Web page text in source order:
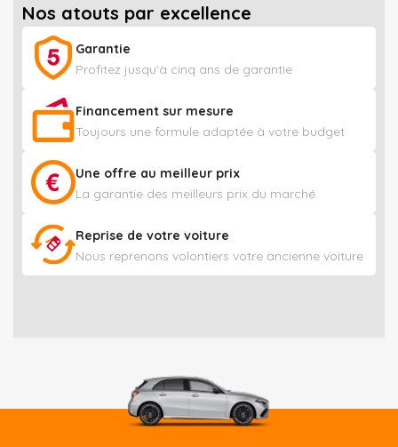
Nos atouts par excellence
Garantie
Profitez jusqu'à cinq ans de garantie
Financement sur mesure
Toujours une formule adaptée à votre budget
Une offre au meilleur prix
La garantie des meilleurs prix du marché
Reprise de votre voiture
Nous reprenons volontiers votre ancienne voiture